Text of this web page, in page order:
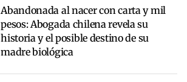
Abandonada al nacer con carta y mil
pesos: Abogada chilena revela su
historia y el posible destino de su
madre biológica